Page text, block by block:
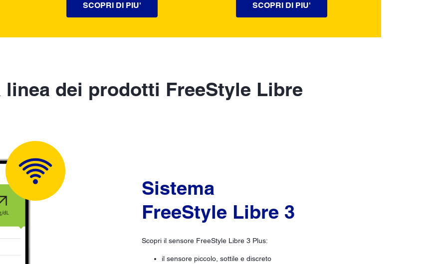
SCOPRI DI PIU' SCOPRI DI PIU'
linea dei prodotti FreeStyle Libre
Sistema
FreeStyle Libre 3
Scopri il sensore FreeStyle Libre 3 Plus:
il sensore piccolo, sottile e discreto